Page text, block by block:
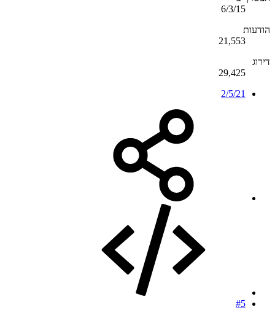
6/3/15
הודעות
21,553
דירוג
29,425
2/5/21
#5